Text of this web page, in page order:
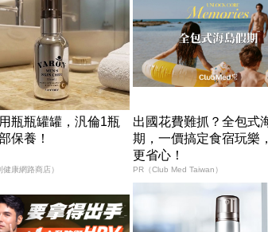
瓶瓶罐罐，汎倫1瓶
保養！
康網路商店）
出國花費難抓？全包式
期，一價搞定食宿玩樂
更省心！
PR（Club Med Taiwan）